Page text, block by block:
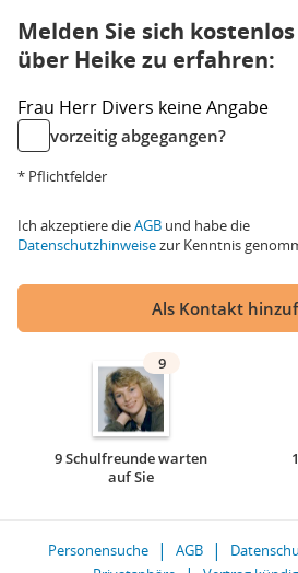
Melden Sie sich
über Heike zu erfahren:
Frau Herr Divers keine Angabe
vorzeitig abgegangen?
* Pflichtfelder
Ich akzeptiere dieAGB und habe die
Datenschutzhinweisezur Kenntnis
Als Kontakt
9
9 Schulfreunde warten
auf Sie
Personensuche AGB